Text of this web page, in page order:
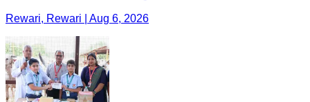
Rewari, Rewari | Aug 6, 2026